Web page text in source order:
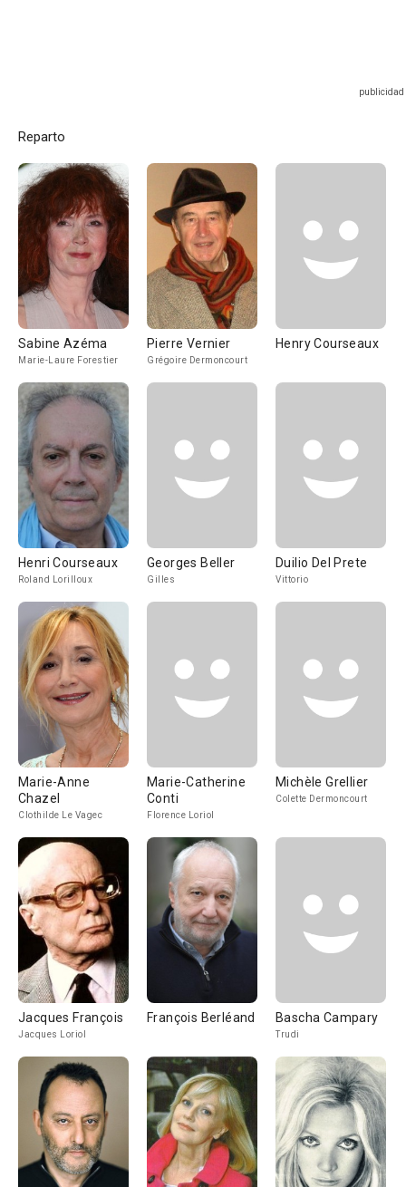
Reparto
Sabine Azéma
Marie-Laure Forestier
Pierre Vernier
Grégoire Dermoncourt
Henry Courseaux
Henri Courseaux
Roland Lorilloux
Georges Beller
Gilles
Duilio Del Prete
Vittorio
Marie-Anne
Chazel
Clothilde Le Vagec
Marie-Catherine
Conti
Florence Loriol
Michèle Grellier
Colette Dermoncourt
Jacques François
Jacques Loriol
François Berléand Bascha Campary
Trudi